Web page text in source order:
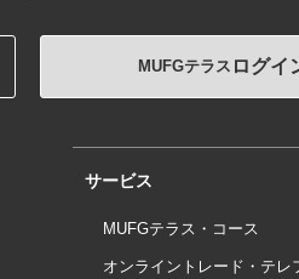
MUFGテラス ログイ
サービス
MUFGテラス・コース
オンライントレード・テレ